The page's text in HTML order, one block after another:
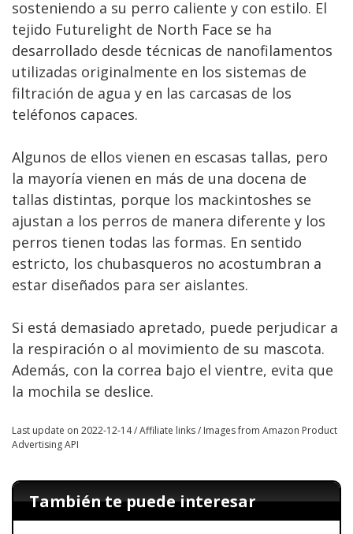
sosteniendo a su perro caliente y con estilo. El
tejido Futurelight de North Face se ha
desarrollado desde técnicas de nanofilamentos
utilizadas originalmente en los sistemas de
filtración de agua y en las carcasas de los
teléfonos capaces.
Algunos de ellos vienen en escasas tallas, pero
la mayoría vienen en más de una docena de
tallas distintas, porque los mackintoshes se
ajustan a los perros de manera diferente y los
perros tienen todas las formas. En sentido
estricto, los chubasqueros no acostumbran a
estar diseñados para ser aislantes.
Si está demasiado apretado, puede perjudicar a
la respiración o al movimiento de su mascota.
Además, con la correa bajo el vientre, evita que
la mochila se deslice.
Last update on 2022-12-14 / Affiliate links / Images from Amazon Product
Advertising API
También te puede interesar